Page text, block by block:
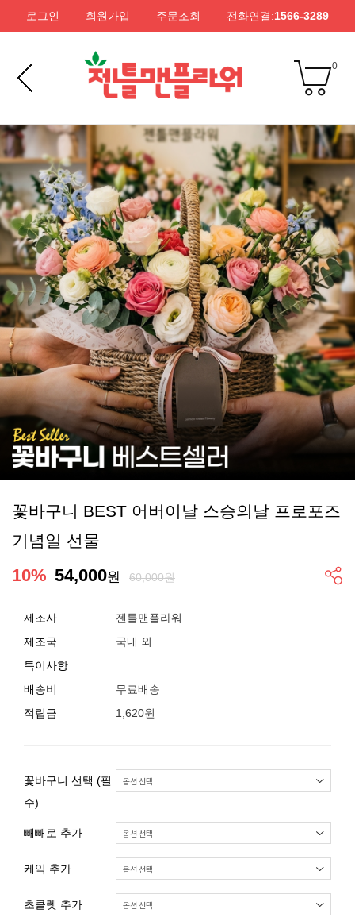
로그인 회원가입 주문조회 전화연결:1566-3289
0
꽃바구니 BEST 어버이날 스승의날 프로포즈
기념일 선물
10% 54,000원 60,000원
제조사
젠틀맨플라워
제조국
국내 외
특이사항
배송비
무료배송
적립금
1,620원
꽃바구니 선택 (필
수)
빼빼로 추가
케익 추가
초콜렛 추가